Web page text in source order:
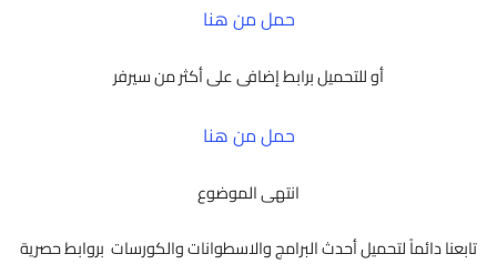
حمل من هنا
أو للتحميل برابط إضافى على أكثر من سيرفر
حمل من هنا
انتهى الموضوع
تابعنا دائماً لتحميل أحدث البرامج والاسطوانات والكورسات بروابط حصرية